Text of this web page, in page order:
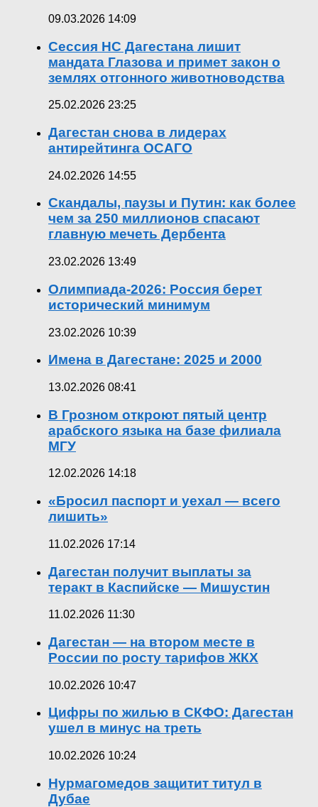
09.03.2026 14:09
Сессия НС Дагестана лишит
мандата Глазова и примет закон о
землях отгонного животноводства
25.02.2026 23:25
Дагестан снова в лидерах
антирейтинга ОСАГО
24.02.2026 14:55
Скандалы, паузы и Путин: как более
чем за 250 миллионов спасают
главную мечеть Дербента
23.02.2026 13:49
Олимпиада-2026: Россия берет
исторический минимум
23.02.2026 10:39
Имена в Дагестане: 2025 и 2000
13.02.2026 08:41
В Грозном откроют пятый центр
арабского языка на базе филиала
МГУ
12.02.2026 14:18
«Бросил паспорт и уехал — всего
лишить»
11.02.2026 17:14
Дагестан получит выплаты за
теракт в Каспийске — Мишустин
11.02.2026 11:30
Дагестан — на втором месте в
России по росту тарифов ЖКХ
10.02.2026 10:47
Цифры по жилью в СКФО: Дагестан
ушел в минус на треть
10.02.2026 10:24
Нурмагомедов защитит титул в
Дубае